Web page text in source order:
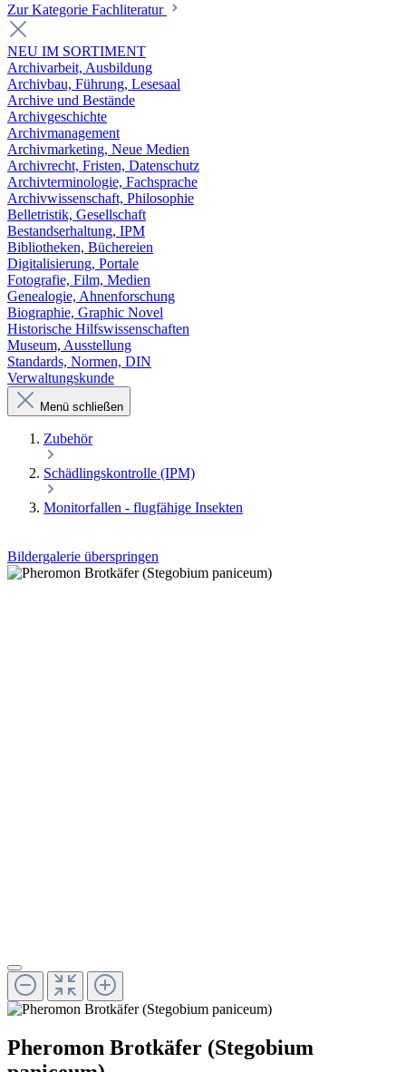
Zur Kategorie Fachliteratur
NEU IM SORTIMENT
Archivarbeit, Ausbildung
Archivbau, Führung, Lesesaal
Archive und Bestände
Archivgeschichte
Archivmanagement
Archivmarketing, Neue Medien
Archivrecht, Fristen, Datenschutz
Archivterminologie, Fachsprache
Archivwissenschaft, Philosophie
Belletristik, Gesellschaft
Bestandserhaltung, IPM
Bibliotheken, Büchereien
Digitalisierung, Portale
Fotografie, Film, Medien
Genealogie, Ahnenforschung
Biographie, Graphic Novel
Historische Hilfswissenschaften
Museum, Ausstellung
Standards, Normen, DIN
Verwaltungskunde
Menü schließen
Zubehör
Schädlingskontrolle (IPM)
Monitorfallen - flugfähige Insekten
Bildergalerie überspringen
Pheromon Brotkäfer (Stegobium